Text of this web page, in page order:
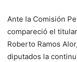
Ante la Comisión
compareció el
Roberto Ramos
diputados la